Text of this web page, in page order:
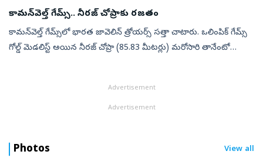
కామన్‌వెల్త్ గేమ్స్‌.. నీరజ్ చోప్రాకు రజతం
కామన్‌వెల్త్‌ గేమ్స్‌లో భారత జావెలిన్ త్రోయర్స్ సత్తా చాటారు. ఒలింపిక్ గేమ్స్
గోల్డ్ మెడలిస్ట్ ‍అయిన నీరజ్‌ చోప్రా (85.83 మీటర్లు) మరోసారి తానేంటో
Advertisement
Advertisement
Photos View all